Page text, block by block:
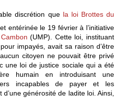
discrétion que la loi Brottes du
et entérinée le 19 février à l’initiative
(UMP). Cette loi, instituant
impayés, avait sa raison d’être
citoyen ne pouvait être privé
une loi de justice sociale qui a été
humain en introduisant une
incapables de payer et les
générosité de ladite loi. Ainsi,